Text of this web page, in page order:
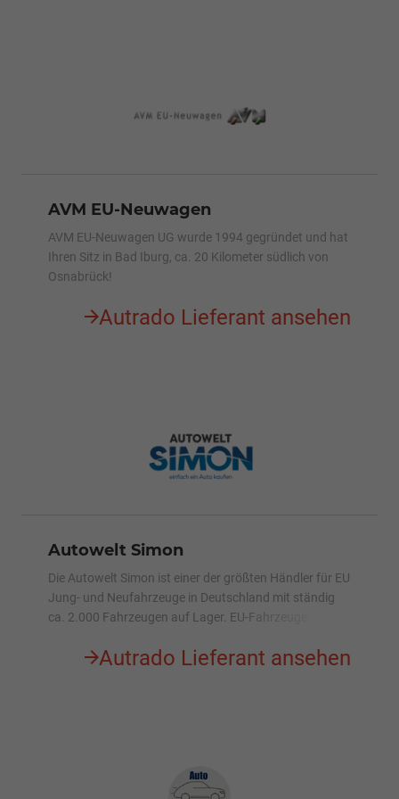
AVM EU-Neuwagen
AVM EU-Neuwagen UG wurde 1994 gegründet und hat
Ihren Sitz in Bad Iburg, ca. 20 Kilometer südlich von
Osnabrück!
Autrado Lieferant ansehen
Autowelt Simon
Die Autowelt Simon ist einer der größten Händler für EU
Jung- und Neufahrzeuge in Deutschland mit ständig
ca. 2.000 Fahrzeugen auf Lager. EU-Fahrzeuge
Autrado Lieferant ansehen